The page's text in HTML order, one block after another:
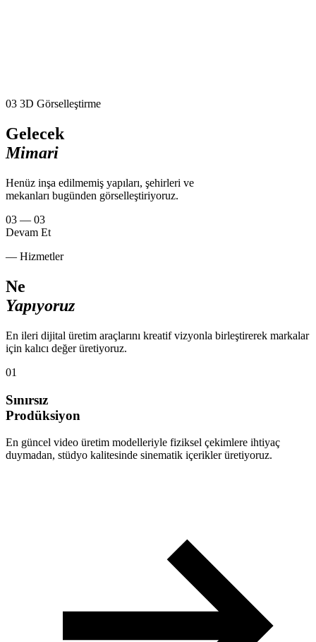
03 3D Görselleştirme
Gelecek
Mimari
Henüz inşa edilmemiş yapıları, şehirleri ve
mekanları bugünden görselleştiriyoruz.
03 — 03
Devam Et
— Hizmetler
Ne
Yapıyoruz
En ileri dijital üretim araçlarını kreatif vizyonla birleştirerek markalar
için kalıcı değer üretiyoruz.
01
Sınırsız
Prodüksiyon
En güncel video üretim modelleriyle fiziksel çekimlere ihtiyaç
duymadan, stüdyo kalitesinde sinematik içerikler üretiyoruz.